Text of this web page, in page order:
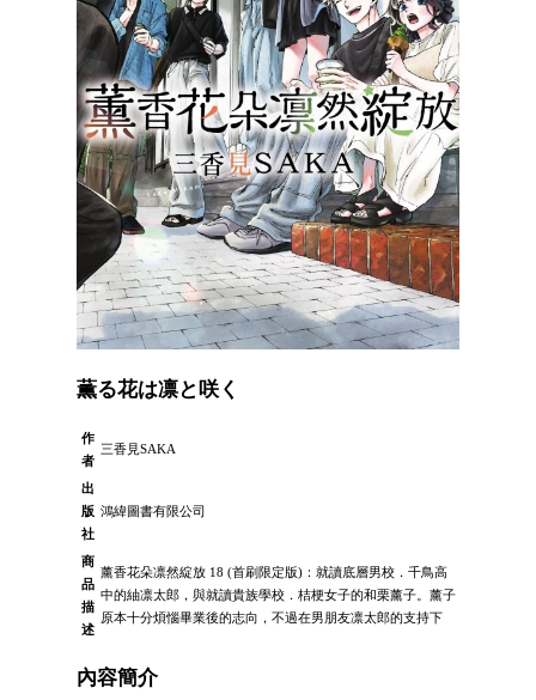
薫る花は凛と咲く
作
者
三香見SAKA
出
版
社
鴻緯圖書有限公司
商
品
描
述
薰香花朵凛然綻放 18 (首刷限定版)：就讀底層男校．千鳥高
中的紬凛太郎，與就讀貴族學校．桔梗女子的和栗薰子。薰子
原本十分煩惱畢業後的志向，不過在男朋友凛太郎的支持下
內容簡介